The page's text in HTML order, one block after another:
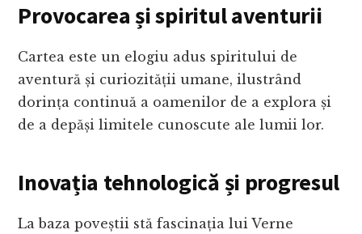
Provocarea și spiritul aventurii
Cartea este un elogiu adus spiritului de
aventură și curiozității umane, ilustrând
dorința continuă a oamenilor de a explora și
de a depăși limitele cunoscute ale lumii lor.
Inovația tehnologică și progresul
La baza poveștii stă fascinația lui Verne